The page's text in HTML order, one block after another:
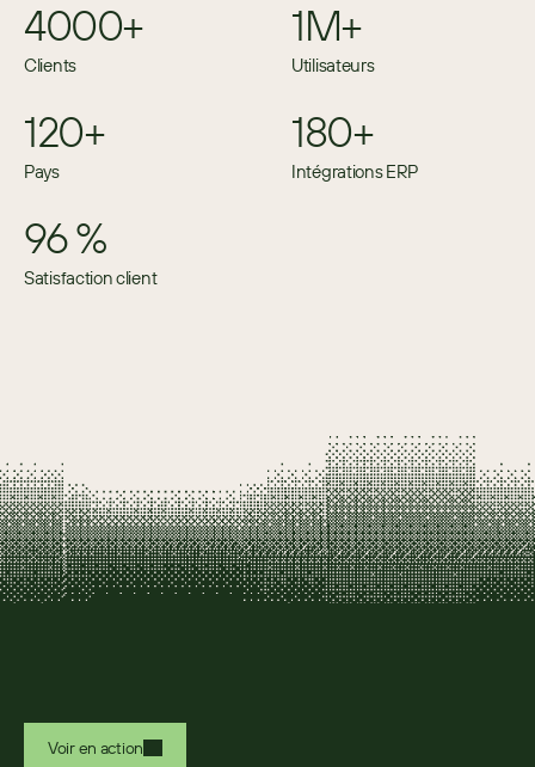
4000+
Clients
1M+
Utilisateurs
120+
Pays
180+
Intégrations ERP
96 %
Satisfaction client
Voir en action